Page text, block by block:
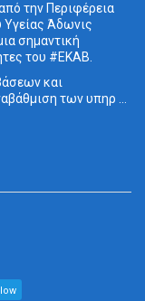
την Περιφέρεια
Άδωνις
σημαντική
του #ΕΚΑΒ
και
των υπηρ